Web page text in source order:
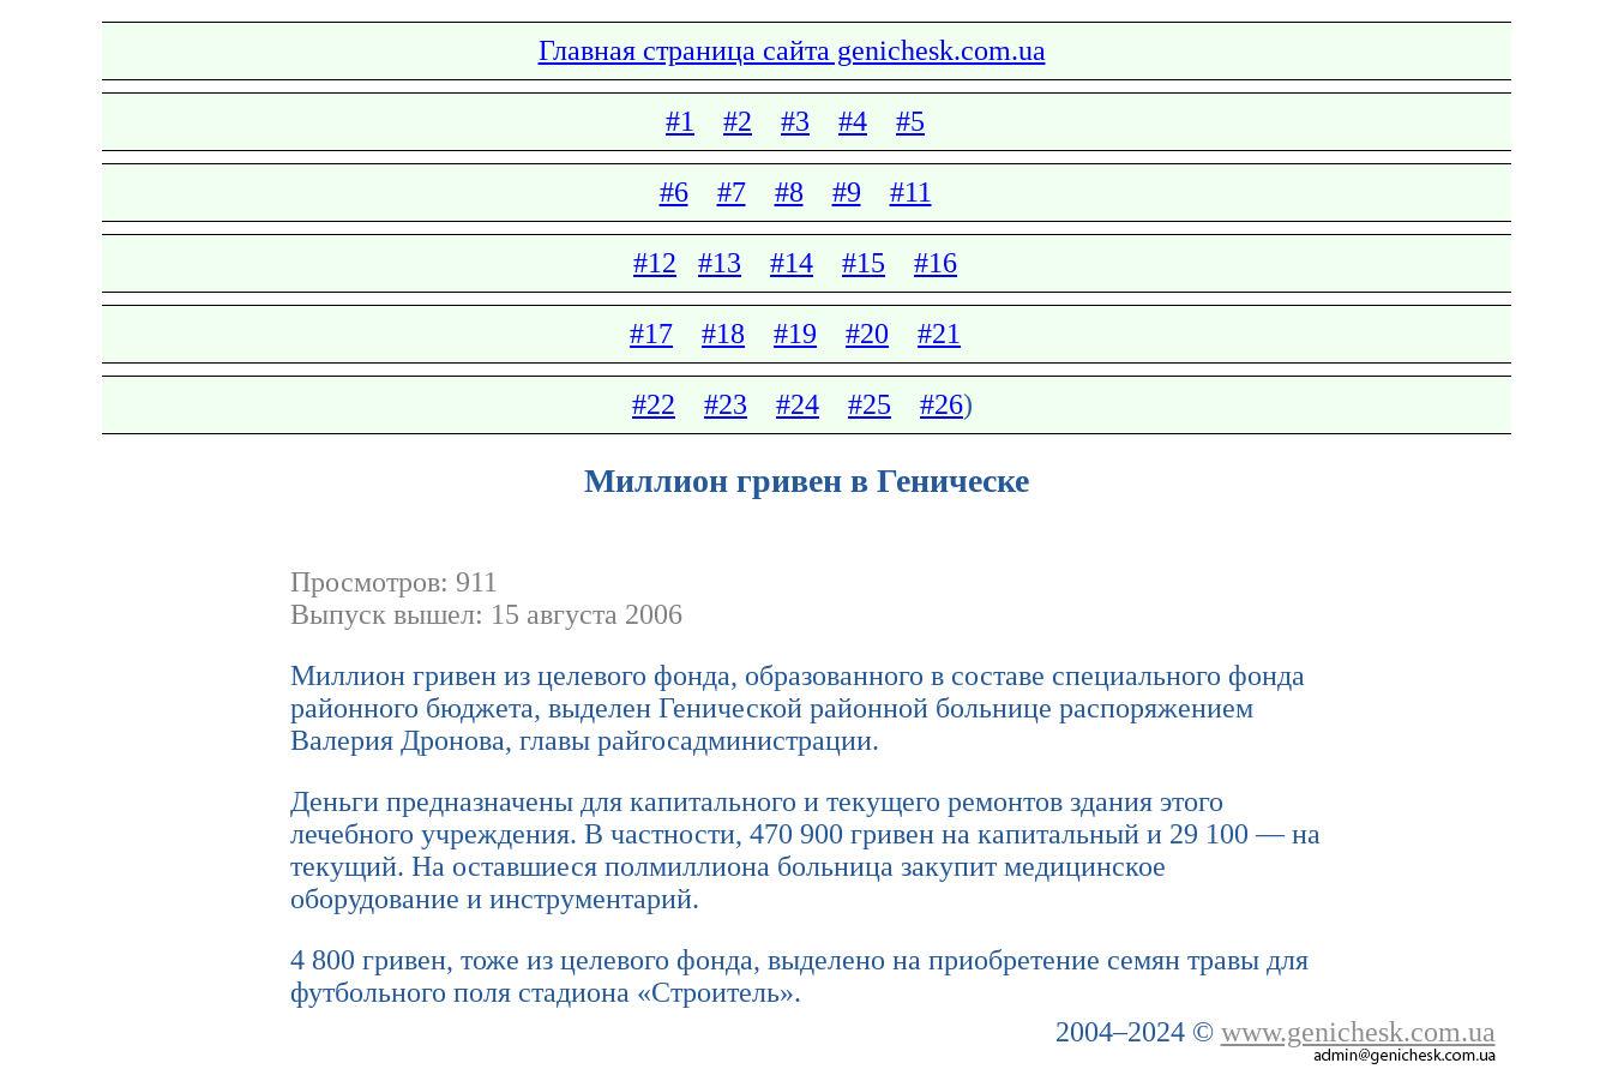
Главная страница сайта genichesk.com.ua
#1 #2 #3 #4 #5
#6 #7 #8 #9 #11
#12 #13 #14 #15 #16
#17 #18 #19 #20 #21
#22 #23 #24 #25 #26)
Миллион гривен в Геническе
Просмотров: 911
Выпуск вышел: 15 августа 2006
Миллион гривен из целевого фонда, образованного в составе специального фонда
районного бюджета, выделен Генической районной больнице распоряжением
Валерия Дронова, главы райгосадминистрации.
Деньги предназначены для капитального и текущего ремонтов здания этого
лечебного учреждения. В частности, 470 900 гривен на капитальный и 29 100 — на
текущий. На оставшиеся полмиллиона больница закупит медицинское
оборудование и инструментарий.
4 800 гривен, тоже из целевого фонда, выделено на приобретение семян травы для
футбольного поля стадиона «Строитель».
2004–2024 © www.genichesk.com.ua